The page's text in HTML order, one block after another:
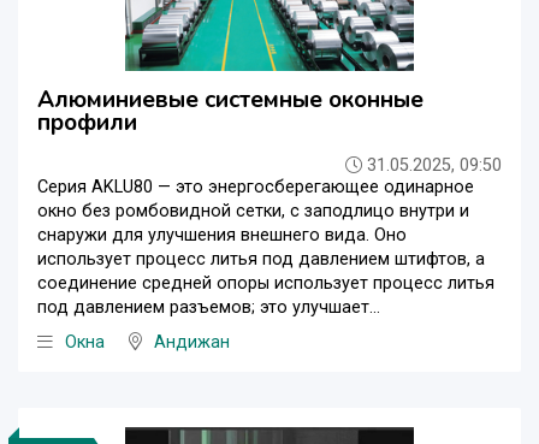
Алюминиевые системные оконные
профили
31.05.2025, 09:50
Серия AKLU80 — это энергосберегающее одинарное
окно без ромбовидной сетки, с заподлицо внутри и
снаружи для улучшения внешнего вида. Оно
использует процесс литья под давлением штифтов, а
соединение средней опоры использует процесс литья
под давлением разъемов; это улучшает...
Окна
Андижан